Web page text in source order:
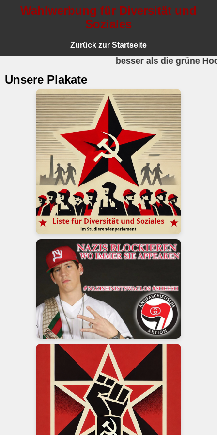
Wahlwerbung für Diversität und
Soziales
Zurück zur Startseite
besser als die grüne Hochschulgruppe
Unsere Plakate